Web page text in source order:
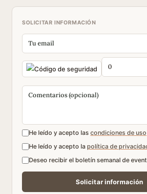
SOLICITAR INFORMACIÓN
He leído y acepto las condiciones de uso
He leído y acepto la política de
Deseo recibir el boletín semanal de